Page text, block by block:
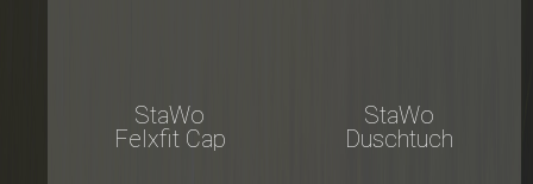
StaWo
Felxfit Cap
StaWo
Duschtuch